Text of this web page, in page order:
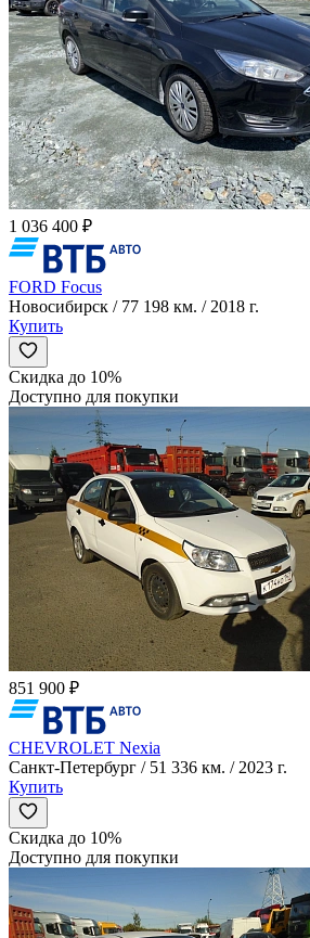
1 036 400 ₽
FORD Focus
Новосибирск / 77 198 км. / 2018 г.
Купить
Скидка до 10%
Доступно для покупки
851 900 ₽
CHEVROLET Nexia
Санкт-Петербург / 51 336 км. / 2023 г.
Купить
Скидка до 10%
Доступно для покупки